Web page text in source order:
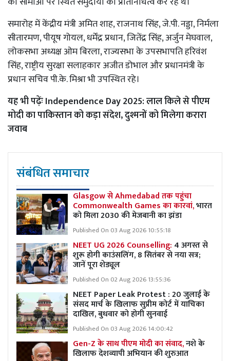
समारोह में केंद्रीय मंत्री अमित शाह, राजनाथ सिंह, जे.पी. नड्डा, निर्मला
सीतारमण, पीयूष गोयल, धर्मेंद्र प्रधान, जितेंद्र सिंह, अर्जुन मेघवाल,
लोकसभा अध्यक्ष ओम बिरला, राज्यसभा के उपसभापति हरिवंश
सिंह, राष्ट्रीय सुरक्षा सलाहकार अजीत डोभाल और प्रधानमंत्री के
प्रधान सचिव पी.के. मिश्रा भी उपस्थित रहे।
यह भी पढ़ेंःIndependence Day 2025: लाल किले से पीएम
मोदी का पाकिस्तान को कड़ा संदेश, दुश्मनों को मिलेगा करारा
जवाब
संबंधित समाचार
Glasgow से Ahmedabad तक पहुंचा
Commonwealth Games का कारवां,भारत
को मिला 2030 की मेजबानी का झंडा
Published On 03 Aug 2026 10:55:18
NEET UG 2026 Counselling: 4 अगस्त से
शुरू होगी काउंसलिंग, 8 सितंबर से नया सत्र;
जानें पूरा शेड्यूल
Published On 02 Aug 2026 13:55:36
NEET Paper Leak Protest : 20 जुलाई के
संसद मार्च के खिलाफ सुप्रीम कोर्ट में याचिका
दाखिल, बुधवार को होगी सुनवाई
Published On 03 Aug 2026 14:00:42
Gen-Z के साथ पीएम मोदी का संवाद,नशे के
खिलाफ देशव्यापी अभियान की शुरुआत